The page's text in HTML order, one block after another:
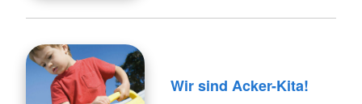
Wir sind Acker-Kita!